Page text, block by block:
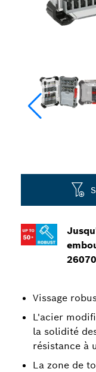
Vissage
L'acier
la solidité
résistance à
La zone de